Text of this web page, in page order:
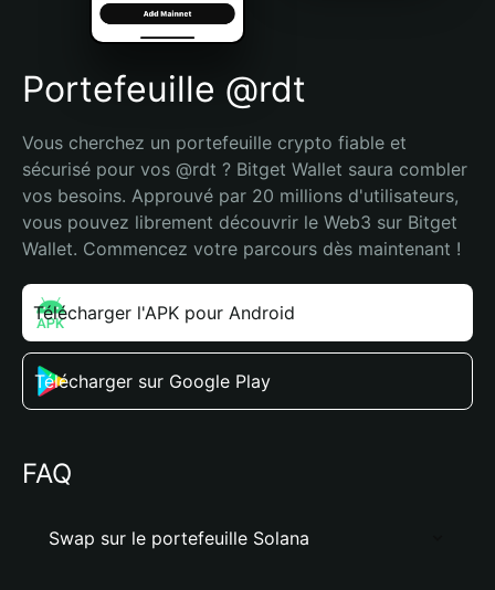
Español (Argentina)
Portefeuille @rdt
Vous cherchez un portefeuille crypto fiable et
sécurisé pour vos @rdt ? Bitget Wallet saura combler
vos besoins. Approuvé par 20 millions d'utilisateurs,
vous pouvez librement découvrir le Web3 sur Bitget
Wallet. Commencez votre parcours dès maintenant !
Télécharger l'APK pour Android
Télécharger sur Google Play
FAQ
Swap sur le portefeuille Solana